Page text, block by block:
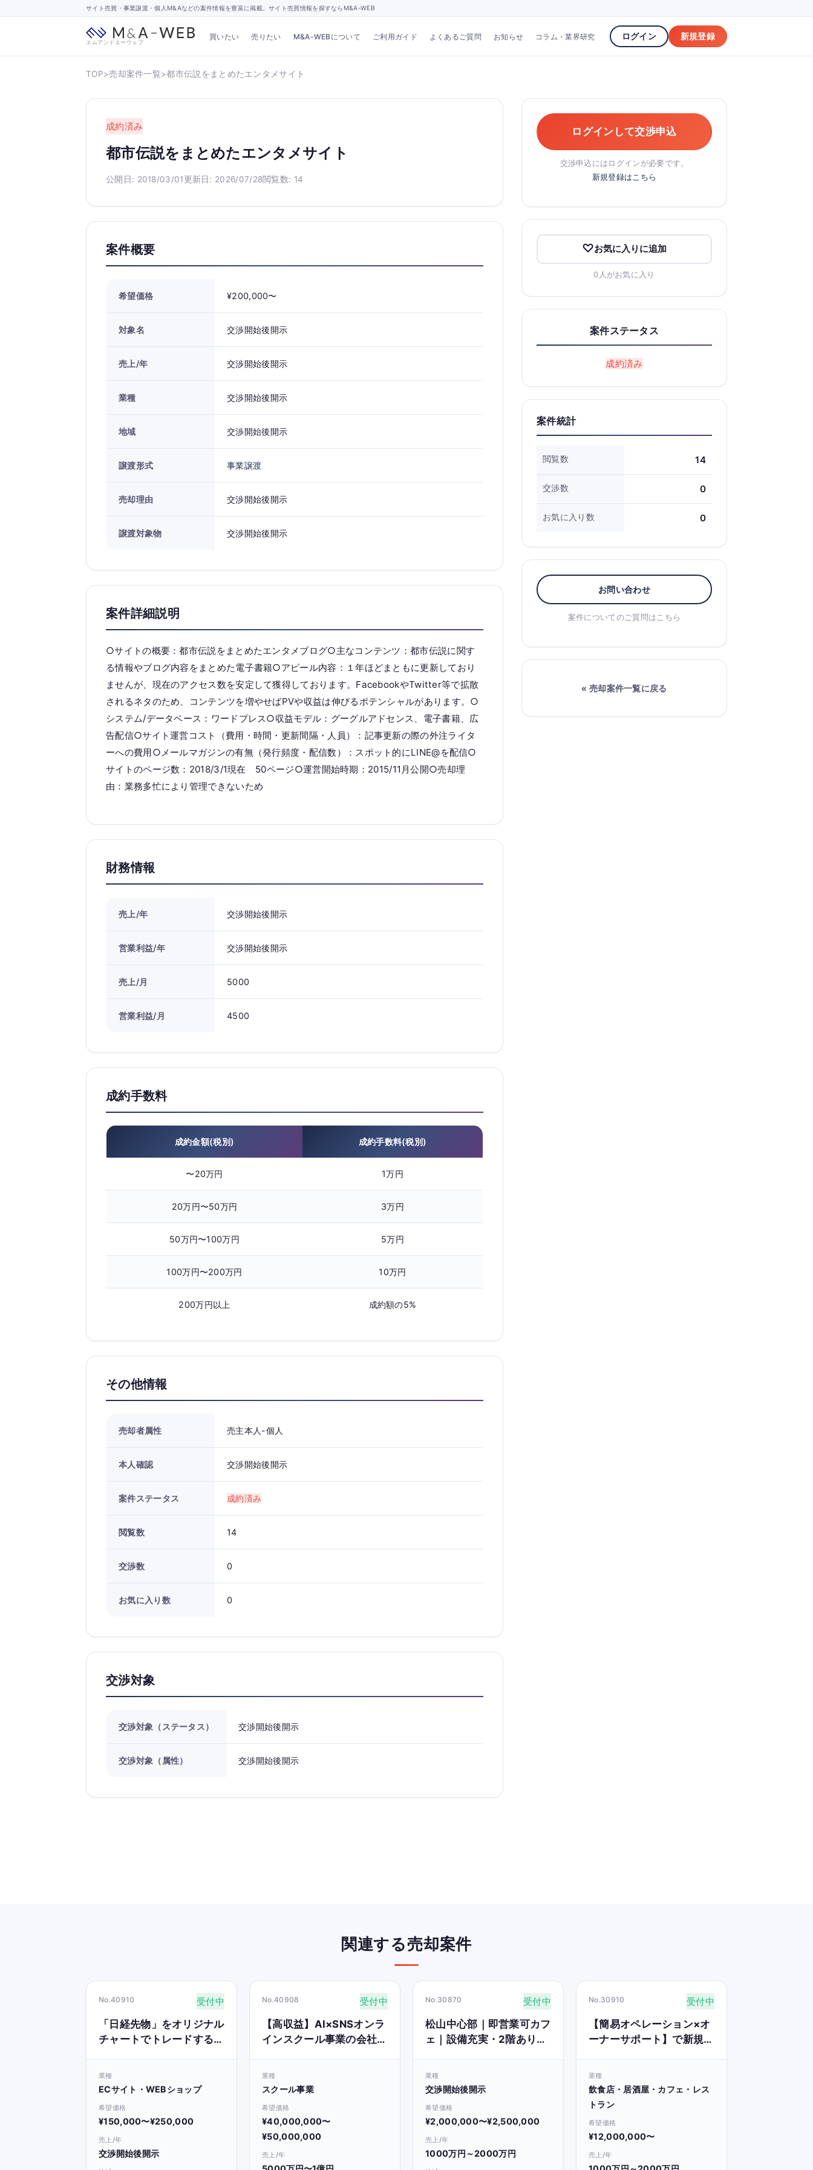
サイト売買・事業譲渡・個人M&Aなどの案件情報を豊富に掲載。サイト売買情報を探すならM&A-WEB
エムアンドエーウェブ
買いたい 売りたい M&A-WEBについて ご利用ガイド よくあるご質問 お知らせ コラム・業界研究 ログイン 新規登録
TOP>売却案件一覧>都市伝説をまとめたエンタメサイト
成約済み
都市伝説をまとめたエンタメサイト
公開日: 2018/03/01更新日: 2026/07/28閲覧数: 14
案件概要
希望価格 ¥200,000〜
対象名 交渉開始後開示
売上/年 交渉開始後開示
業種 交渉開始後開示
地域 交渉開始後開示
譲渡形式 事業譲渡
売却理由 交渉開始後開示
譲渡対象物 交渉開始後開示
案件詳細説明
○サイトの概要：都市伝説をまとめたエンタメブログ○主なコンテンツ：都市伝説に関す
る情報やブログ内容をまとめた電子書籍○アピール内容：１年ほどまともに更新しており
ませんが、現在のアクセス数を安定して獲得しております。FacebookやTwitter等で拡散
されるネタのため、コンテンツを増やせばPVや収益は伸びるポテンシャルがあります。○
システム/データベース：ワードプレス○収益モデル：グーグルアドセンス、電子書籍、広
告配信○サイト運営コスト（費用・時間・更新間隔・人員）：記事更新の際の外注ライタ
ーへの費用○メールマガジンの有無（発行頻度・配信数）：スポット的にLINE@を配信○
サイトのページ数：2018/3/1現在 50ページ○運営開始時期：2015/11月公開○売却理
由：業務多忙により管理できないため
財務情報
売上/年 交渉開始後開示
営業利益/年 交渉開始後開示
売上/月 5000
営業利益/月 4500
成約手数料
成約金額(税別) 成約手数料(税別)
〜20万円 1万円
20万円〜50万円 3万円
50万円〜100万円 5万円
100万円〜200万円 10万円
200万円以上 成約額の5%
その他情報
売却者属性 売主本人-個人
本人確認 交渉開始後開示
案件ステータス 成約済み
閲覧数 14
交渉数 0
お気に入り数 0
交渉対象
交渉対象（ステータス） 交渉開始後開示
交渉対象（属性） 交渉開始後開示
ログインして交渉申込
交渉申込にはログインが必要です。
新規登録はこちら
お気に入りに追加
0人がお気に入り
案件ステータス
成約済み
案件統計
閲覧数 14
交渉数 0
お気に入り数 0
お問い合わせ
案件についてのご質問はこちら
« 売却案件一覧に戻る
関連する売却案件
No.40910 受付中
「日経先物」をオリジナル
チャートでトレードする手
業種
ECサイト・WEBショップ
希望価格
¥150,000〜¥250,000
売上/年
交渉開始後開示
No.40908 受付中
【高収益】AI×SNSオンラ
インスクール事業の会社or
業種
スクール事業
希望価格
¥40,000,000〜
¥50,000,000
売上/年
No.30870 受付中
松山中心部｜即営業可カフ
ェ｜設備充実・2階あり
業種
交渉開始後開示
希望価格
¥2,000,000〜¥2,500,000
売上/年
1000万円～2000万円
No.30910 受付中
【簡易オペレーション×オ
ーナーサポート】で新規参
業種
飲食店・居酒屋・カフェ・レス
トラン
希望価格
¥12,000,000〜
売上/年